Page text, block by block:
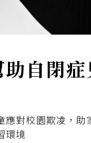
自閉
應對校園欺凌，助
環境